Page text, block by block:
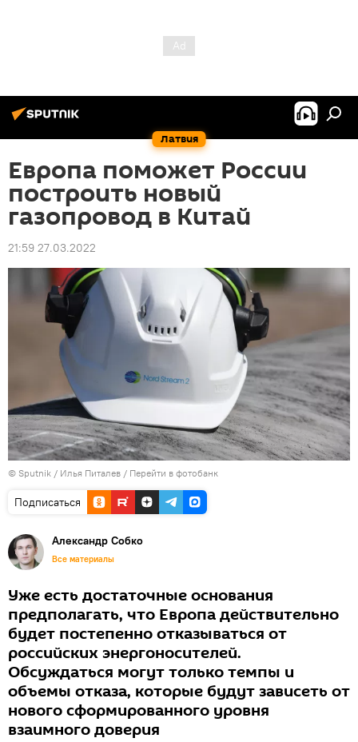
Латвия
Европа поможет России
построить новый
газопровод в Китай
21:59 27.03.2022
© Sputnik / Илья Питалев / Перейти в фотобанк
Подписаться
Александр Собко
Все материалы
Уже есть достаточные основания
предполагать, что Европа действительно
будет постепенно отказываться от
российских энергоносителей.
Обсуждаться могут только темпы и
объемы отказа, которые будут зависеть от
нового сформированного уровня
взаимного доверия